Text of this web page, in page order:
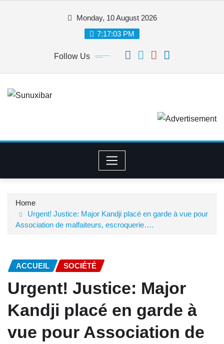
Monday, 10 August 2026
7:17:03 PM
Follow Us
Home
Urgent! Justice: Major Kandji placé en garde à vue pour
Association de malfaiteurs, escroquerie….
ACCUEIL SOCIÉTÉ
Urgent! Justice: Major
Kandji placé en garde à
vue pour Association de